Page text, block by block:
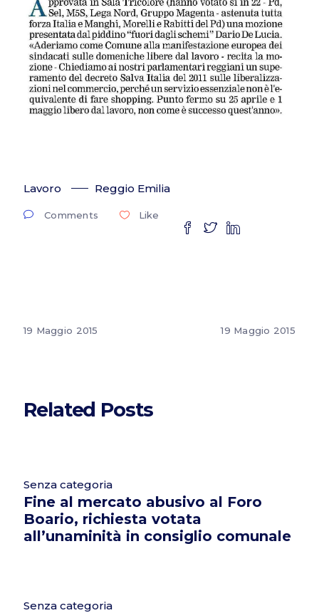
Lavoro Reggio Emilia
Comments Like
19 Maggio 2015 19 Maggio 2015
Related Posts
Senza categoria
Fine al mercato abusivo al Foro
Boario, richiesta votata
all’unaminità in consiglio comunale
Senza categoria